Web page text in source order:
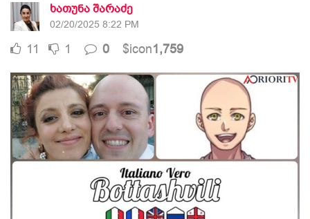
ხათუნა შარაძე
02/20/2025 8:22 PM
11 1 0 $icon1,759